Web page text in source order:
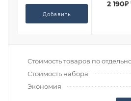
Добавить
2 190₽
Стоимость товаров по
Стоимость набора
Экономия